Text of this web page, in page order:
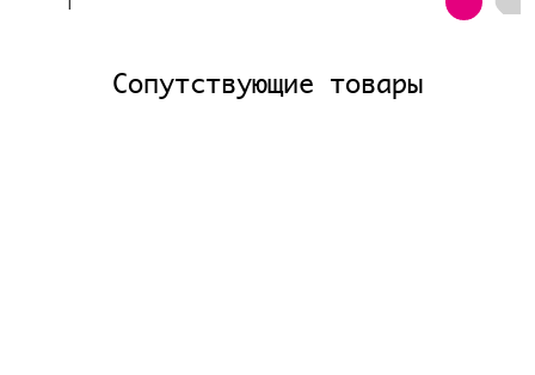
Сопутствующие товары